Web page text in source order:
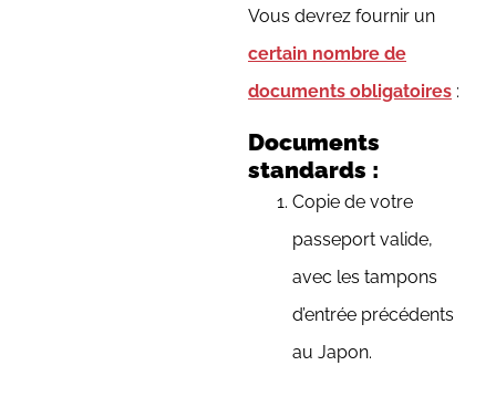
Vous devrez fournir un
certain nombre de
documents obligatoires :
Documents
standards :
Copie de votre
passeport valide,
avec les tampons
d’entrée précédents
au Japon.